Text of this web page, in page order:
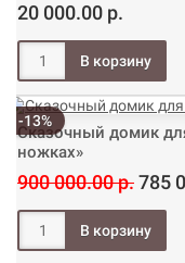
20 000.00 р.
-13%
Сказочный домик
ножках»
900 000.00 р.785